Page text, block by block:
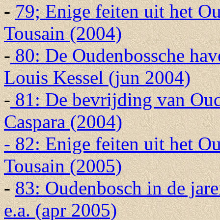
-79; Enige feiten uit het
Tousain (2004)
-80: De Oudenbossche
Louis Kessel (jun 2004)
-81: De bevrijding van
Caspara (2004)
- 82: Enige feiten uit het
Tousain (2005)
-83: Oudenbosch in de
e.a. (apr 2005)